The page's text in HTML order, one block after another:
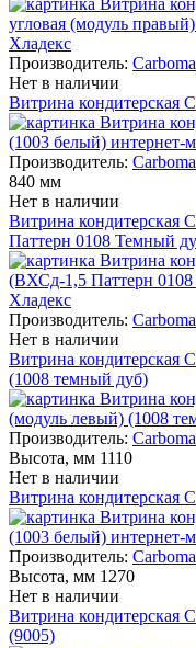
Производитель: Carboma
Нет в наличии
Витрина кондитерская
Производитель: Carboma
840 мм
Нет в наличии
Витрина кондитерская
Паттерн 0108 Темный
Производитель: Carboma
Нет в наличии
Витрина кондитерская
(1008 темный дуб)
Производитель: Carboma
Высота, мм 1110
Нет в наличии
Витрина кондитерская
Производитель: Carboma
Высота, мм 1270
Нет в наличии
Витрина кондитерская
(9005)